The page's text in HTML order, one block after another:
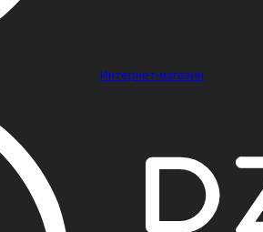
Интернет-магазин